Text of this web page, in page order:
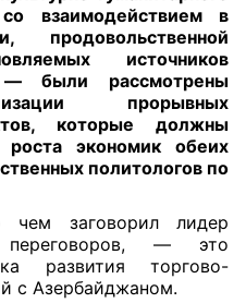
взаимодействием в
продовольственной
источников
были рассмотрены
прорывных
которые должны
экономик обеих
политологов по
заговорил лидер
— это
развития торгово-
с Азербайджаном.